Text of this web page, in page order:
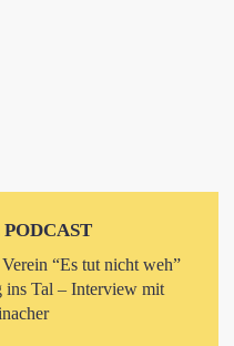
“Es tut nicht weh”
Tal – Interview mit